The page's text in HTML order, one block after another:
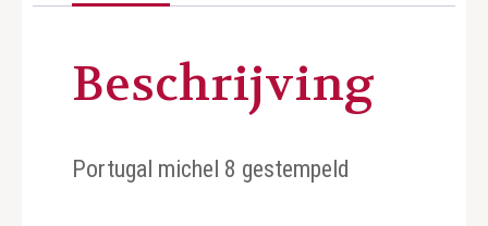
Beschrijving
Portugal michel 8 gestempeld